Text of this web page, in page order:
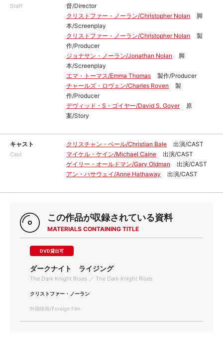
Staff
督/Director
クリストファー・ノーラン/Christopher Nolan
脚
本/Screenplay
クリストファー・ノーラン/Christopher Nolan
製
作/Producer
ジョナサン・ノーラン/Jonathan Nolan
脚
本/Screenplay
エマ・トーマス/Emma Thomas
製作/Producer
チャールズ・ロヴェン/Charles Roven
製
作/Producer
デヴィッド・S・ゴイヤー/David S. Goyer
原
案/Story
キャスト
Cast
クリスチャン・ベール/Christian Bale
出演/CAST
マイケル・ケイン/Michael Caine
出演/CAST
ゲイリー・オールドマン/Gary Oldman
出演/CAST
アン・ハサウェイ/Anne Hathaway
出演/CAST
この作品が収録されている資料
MATERIALS CONTAINING TITLE
DVD貸出可
ダークナイト ライジング
The Dark Knight Rises ／ The Dark Knight Rises
クリストファー・ノーラン
外国映画/Foreign Film